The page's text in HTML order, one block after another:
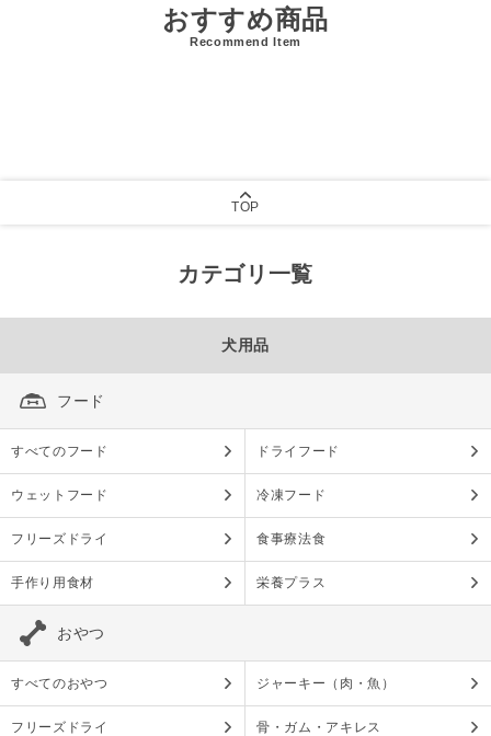
おすすめ商品
Recommend Item
TOP
カテゴリ一覧
犬用品
フード
すべてのフード ドライフード
ウェットフード 冷凍フード
フリーズドライ 食事療法食
手作り用食材 栄養プラス
おやつ
すべてのおやつ ジャーキー（肉・魚）
フリーズドライ 骨・ガム・アキレス